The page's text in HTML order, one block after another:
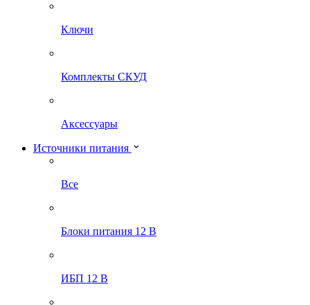
Ключи
Комплекты СКУД
Аксессуары
Источники питания
Все
Блоки питания 12 В
ИБП 12 В